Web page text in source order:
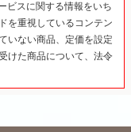
ビスに関する情報をいち
を重視しているコンテン
いない商品、定価を設定
けた商品について、法令